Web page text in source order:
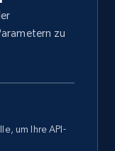
zu
um Ihre API-